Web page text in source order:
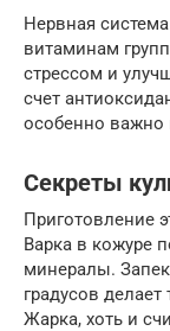
Нервная
витаминам
стрессом и
счет
особенно важно
Секреты
Приготовление
Варка в кожуре
минералы.
градусов
Жарка, хоть и